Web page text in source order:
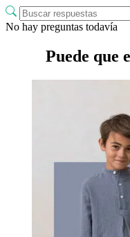
No hay preguntas todavía
Puede que